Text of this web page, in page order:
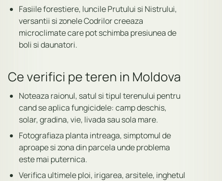
Fasiile forestiere, luncile Prutului si Nistrului,
versantii si zonele Codrilor creeaza
microclimate care pot schimba presiunea de
boli si daunatori.
Ce verifici pe teren in Moldova
Noteaza raionul, satul si tipul terenului pentru
cand se aplica fungicidele: camp deschis,
solar, gradina, vie, livada sau sola mare.
Fotografiaza planta intreaga, simptomul de
aproape si zona din parcela unde problema
este mai puternica.
Verifica ultimele ploi, irigarea, arsitele, inghetul